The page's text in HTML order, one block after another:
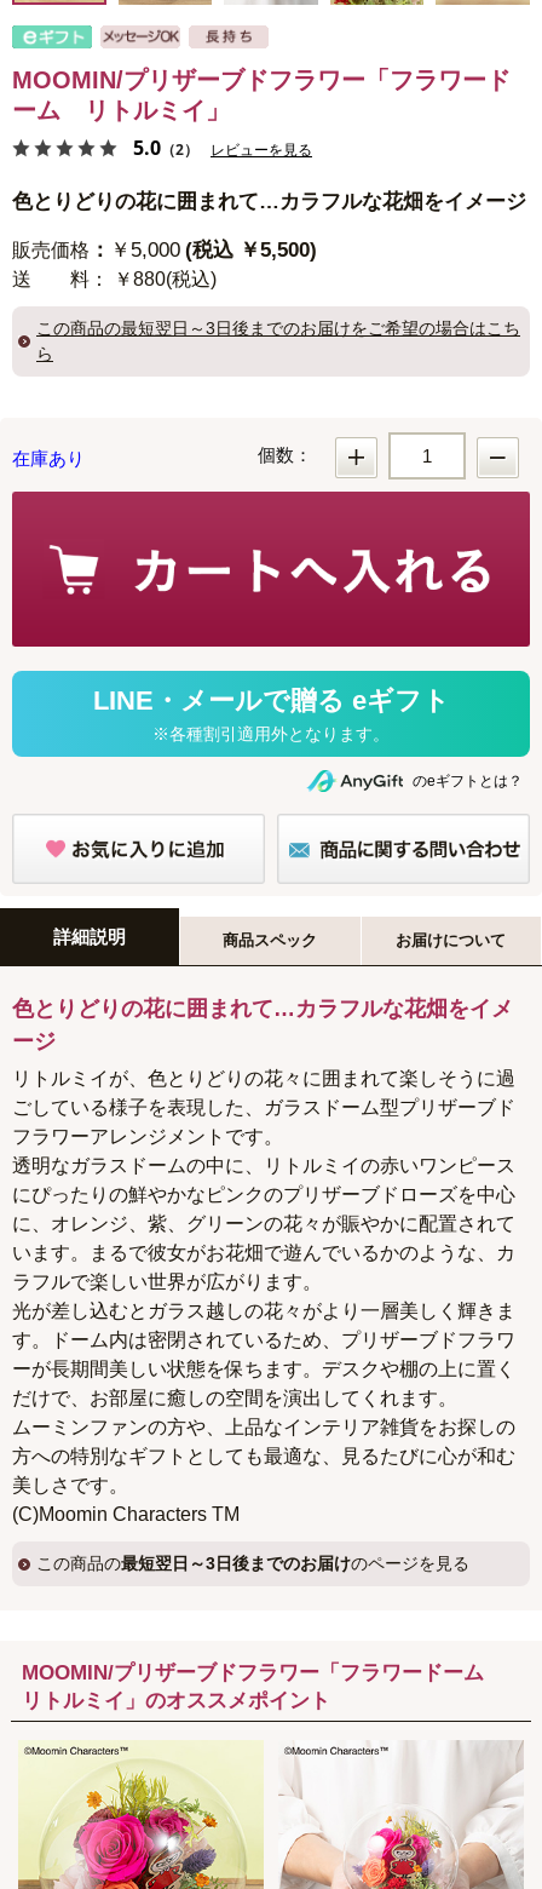
MOOMIN/プリザーブドフラワー「フラワード
ーム リトルミイ」
5.0 （2） レビューを見る
色とりどりの花に囲まれて…カラフルな花畑をイメージ
販売価格 ： ￥5,000 (税込 ￥5,500)
送 料 ： ￥880(税込)
この商品の最短翌日～3日後までのお届けをご希望の場合はこち
ら
在庫あり 個数：
のeギフトとは？
詳細説明 商品スペック お届けについて
色とりどりの花に囲まれて…カラフルな花畑をイメ
ージ
リトルミイが、色とりどりの花々に囲まれて楽しそうに過
ごしている様子を表現した、ガラスドーム型プリザーブド
フラワーアレンジメントです。
透明なガラスドームの中に、リトルミイの赤いワンピース
にぴったりの鮮やかなピンクのプリザーブドローズを中心
に、オレンジ、紫、グリーンの花々が賑やかに配置されて
います。まるで彼女がお花畑で遊んでいるかのような、カ
ラフルで楽しい世界が広がります。
光が差し込むとガラス越しの花々がより一層美しく輝きま
す。ドーム内は密閉されているため、プリザーブドフラワ
ーが長期間美しい状態を保ちます。デスクや棚の上に置く
だけで、お部屋に癒しの空間を演出してくれます。
ムーミンファンの方や、上品なインテリア雑貨をお探しの
方への特別なギフトとしても最適な、見るたびに心が和む
美しさです。
(C)Moomin Characters TM
この商品の最短翌日～3日後までのお届けのページを見る
MOOMIN/プリザーブドフラワー「フラワードーム
リトルミイ」のオススメポイント